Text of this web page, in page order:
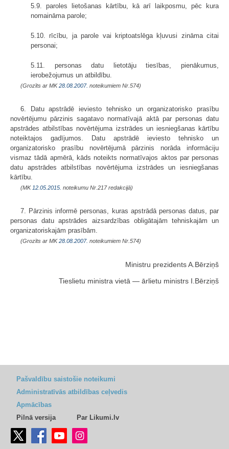
5.9. paroles lietošanas kārtību, kā arī laikposmu, pēc kura
nomaināma parole;
5.10. rīcību, ja parole vai kriptoatslēga kļuvusi zināma citai
personai;
5.11. personas datu lietotāju tiesības, pienākumus,
ierobežojumus un atbildību.
(Grozīts ar MK28.08.2007. noteikumiem Nr.574)
6. Datu apstrādē ieviesto tehnisko un organizatorisko prasību
novērtējumu pārzinis sagatavo normatīvajā aktā par personas datu
apstrādes atbilstības novērtējuma izstrādes un iesniegšanas kārtību
noteiktajos gadījumos. Datu apstrādē ieviesto tehnisko un
organizatorisko prasību novērtējumā pārzinis norāda informāciju
vismaz tādā apmērā, kāds noteikts normatīvajos aktos par personas
datu apstrādes atbilstības novērtējuma izstrādes un iesniegšanas
kārtību.
(MK 12.05.2015. noteikumu Nr.217 redakcijā)
7. Pārzinis informē personas, kuras apstrādā personas datus, par
personas datu apstrādes aizsardzības obligātajām tehniskajām un
organizatoriskajām prasībām.
(Grozīts ar MK28.08.2007. noteikumiem Nr.574)
Ministru prezidents A.Bērziņš
Tieslietu ministra vietā — ārlietu ministrs I.Bērziņš
Pašvaldību saistošie noteikumi
Administratīvās atbildības ceļvedis
Apmācības
Pilnā versija
Par Likumi.lv